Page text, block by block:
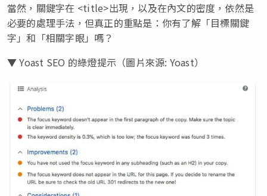
當然，關鍵字在 <title>出現，以及在內文的密度，依然是
必要的處理手法，但真正的重點是：你有了解「目標關鍵
字」和「相關字眼」嗎？
▼ Yoast SEO 的綠燈提示（圖片來源: Yoast）